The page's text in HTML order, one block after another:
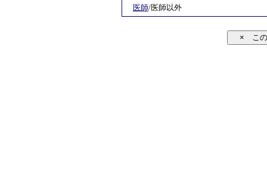
医師/医師以外